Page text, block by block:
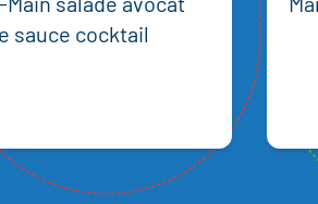
sauce cocktail